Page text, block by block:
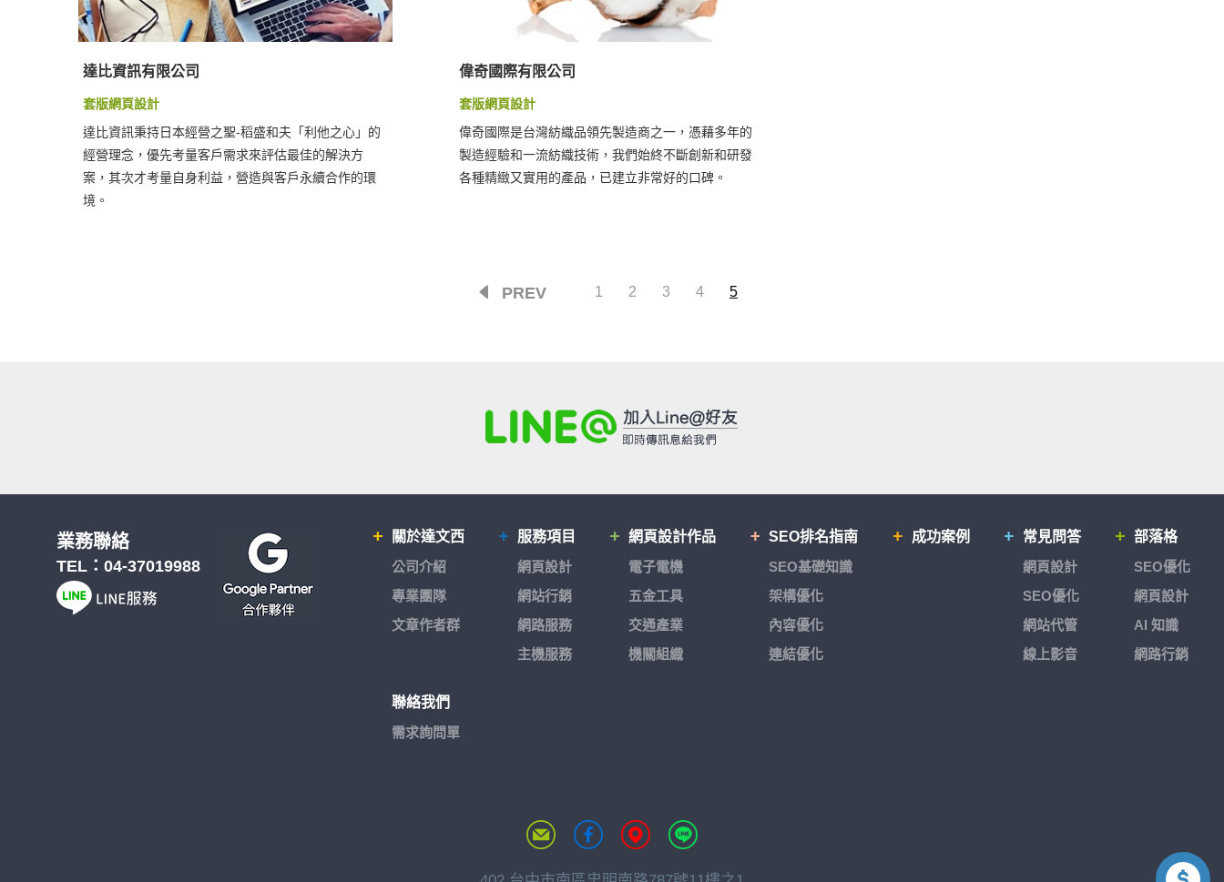
達比資訊有限公司
套版網頁設計
達比資訊秉持日本經營之聖-稻盛和夫「利他之心」的
經營理念，優先考量客戶需求來評估最佳的解決方
案，其次才考量自身利益，營造與客戶永續合作的環
境。
偉奇國際有限公司
套版網頁設計
偉奇國際是台灣紡織品領先製造商之一，憑藉多年的
製造經驗和一流紡織技術，我們始終不斷創新和研發
各種精緻又實用的產品，已建立非常好的口碑。
1 2 3 4 5
PREV
關於達文西
公司介紹
專業團隊
文章作者群
服務項目
網頁設計
網站行銷
網路服務
主機服務
網頁設計作品
電子電機
五金工具
交通產業
機關組織
SEO排名指南
SEO基礎知識
架構優化
內容優化
連結優化
成功案例
常見問答
網頁設計
SEO優化
網站代管
線上影音
部落格
SEO優化
網頁設計
AI 知識
網路行銷
聯絡我們
需求詢問單
業務聯絡
TEL： 04-37019988